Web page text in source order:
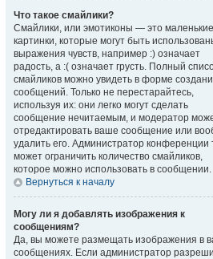
Что такое смайлики?
Смайлики, или эмотиконы — это маленькие
картинки, которые могут быть
выражения чувств, например :) означает
радость, а :( означает грусть. Полный
смайликов можно увидеть в форме
сообщений. Только не перестарайтесь,
используя их: они легко могут сделать
сообщение нечитаемым, и модератор
отредактировать ваше сообщение или
удалить его. Администратор конференции
может ограничить количество смайликов,
которое можно использовать в сообщении.
Вернуться к началу
Могу ли я добавлять изображения к
сообщениям?
Да, вы можете размещать изображения в
сообщениях. Если администратор